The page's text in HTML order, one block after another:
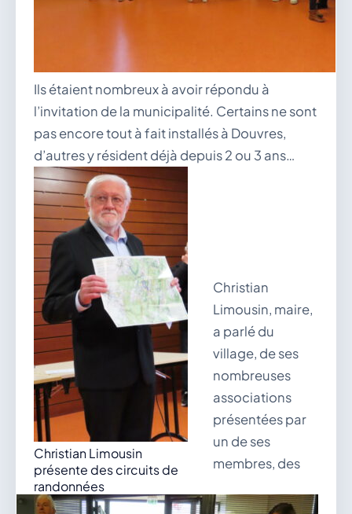
Ils étaient nombreux à avoir répondu à
l’invitation de la municipalité. Certains ne sont
pas encore tout à fait installés à Douvres,
d’autres y résident déjà depuis 2 ou 3 ans…
Christian Limousin
présente des circuits de
randonnées
Christian
Limousin, maire,
a parlé du
village, de ses
nombreuses
associations
présentées par
un de ses
membres, des